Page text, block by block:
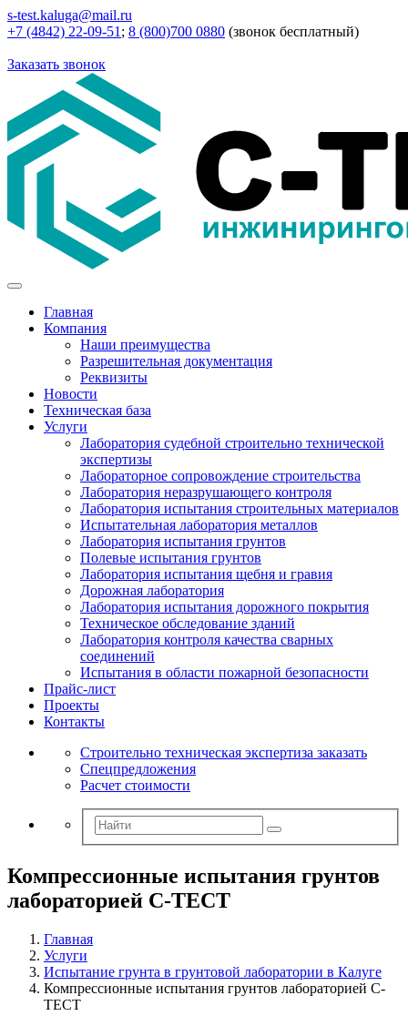
s-test.kaluga@mail.ru
+7 (4842) 22-09-51 ; 8 (800)700 0880 (звонок бесплатный)
Заказать звонок
Главная
Компания
Наши преимущества
Разрешительная документация
Реквизиты
Новости
Техническая база
Услуги
Лаборатория судебной строительно технической
экспертизы
Лабораторное сопровождение строительства
Лаборатория неразрушающего контроля
Лаборатория испытания строительных материалов
Испытательная лаборатория металлов
Лаборатория испытания грунтов
Полевые испытания грунтов
Лаборатория испытания щебня и гравия
Дорожная лаборатория
Лаборатория испытания дорожного покрытия
Техническое обследование зданий
Лаборатория контроля качества сварных
соединений
Испытания в области пожарной безопасности
Прайс-лист
Проекты
Контакты
Строительно техническая экспертиза заказать
Спецпредложения
Расчет стоимости
Компрессионные испытания грунтов
лабораторией С-ТЕСТ
Главная
Услуги
Испытание грунта в грунтовой лаборатории в Калуге
Компрессионные испытания грунтов лабораторией С-
ТЕСТ